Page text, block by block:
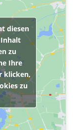
diesen
zu
Ihre
klicken,
zu